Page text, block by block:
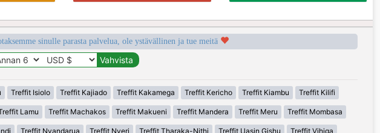
sinulle parasta palvelua, ole ystävällinen ja tue meitä
Treffit Isiolo Treffit Kajiado Treffit Kakamega Treffit Kericho Treffit Kiambu Treffit Kilifi
Lamu Treffit Machakos Treffit Makueni Treffit Mandera Treffit Meru Treffit Mombasa
Treffit Nyandarua Treffit Nyeri Treffit Tharaka-Nithi Treffit Uasin Gishu Treffit Vihiga